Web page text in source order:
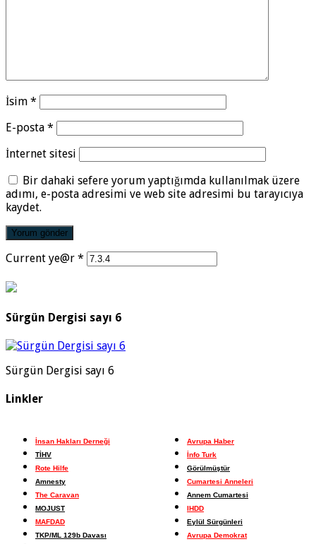
İsim *
E-posta *
İnternet sitesi
Bir dahaki sefere yorum yaptığımda kullanılmak üzere
adımı, e-posta adresimi ve web site adresimi bu tarayıcıya
kaydet.
Current ye@r *
Sürgün Dergisi sayı 6
Sürgün Dergisi sayı 6
Linkler
İnsan Hakları Derneği
TİHV
Rote Hilfe
Amnesty
The Caravan
MOJUST
MAFDAD
TKP/ML 129b Davası
Avrupa Haber
İnfo Turk
Görülmüştür
Cumartesi Anneleri
Annem Cumartesi
IHDD
Eylül Sürgünleri
Avrupa Demokrat